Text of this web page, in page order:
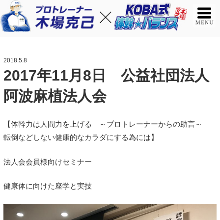
2018.5.8
2017年11月8日 公益社団法人
阿波麻植法人会
【体幹力は人間力を上げる ～プロトレーナーからの助言～
転倒などしない健康的なカラダにする為には】
法人会会員様向けセミナー
健康体に向けた座学と実技